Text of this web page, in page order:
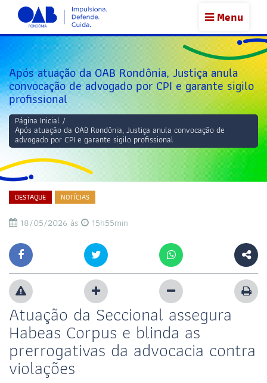
Menu
Após atuação da OAB Rondônia, Justiça anula
convocação de advogado por CPI e garante sigilo
profissional
Página Inicial /
Após atuação da OAB Rondônia, Justiça anula convocação de
advogado por CPI e garante sigilo profissional
DESTAQUE NOTÍCIAS
18/05/2026 às 15h55min
Atuação da Seccional assegura
Habeas Corpus e blinda as
prerrogativas da advocacia contra
violações